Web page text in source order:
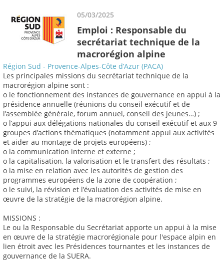
05/03/2025
Emploi : Responsable du
secrétariat technique de la
macrorégion alpine
Région Sud - Provence-Alpes-Côte d’Azur (PACA)
Les principales missions du secrétariat technique de la
macrorégion alpine sont :
o le fonctionnement des instances de gouvernance en appui à la
présidence annuelle (réunions du conseil exécutif et de
l’assemblée générale, forum annuel, conseil des jeunes…) ;
o l’appui aux délégations nationales du conseil exécutif et aux 9
groupes d’actions thématiques (notamment appui aux activités
et aider au montage de projets européens) ;
o la communication interne et externe ;
o la capitalisation, la valorisation et le transfert des résultats ;
o la mise en relation avec les autorités de gestion des
programmes européens de la zone de coopération ;
o le suivi, la révision et l’évaluation des activités de mise en
œuvre de la stratégie de la macrorégion alpine.
MISSIONS :
Le ou la Responsable du Secrétariat apporte un appui à la mise
en œuvre de la stratégie macrorégionale pour l'espace alpin en
lien étroit avec les Présidences tournantes et les instances de
gouvernance de la SUERA.